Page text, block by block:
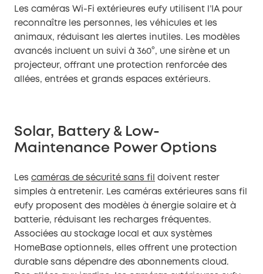
Les caméras Wi-Fi extérieures eufy utilisent l’IA pour
reconnaître les personnes, les véhicules et les
animaux, réduisant les alertes inutiles. Les modèles
avancés incluent un suivi à 360°, une sirène et un
projecteur, offrant une protection renforcée des
allées, entrées et grands espaces extérieurs.
Solar, Battery & Low-
Maintenance Power Options
Les caméras de sécurité sans fil
doivent rester
simples à entretenir. Les caméras extérieures sans fil
eufy proposent des modèles à énergie solaire et à
batterie, réduisant les recharges fréquentes.
Associées au stockage local et aux systèmes
HomeBase optionnels, elles offrent une protection
durable sans dépendre des abonnements cloud.